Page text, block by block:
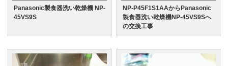
Panasonic製食器洗い乾燥機 NP-
45VS9S
NP-P45F1S1AAからPanasonic
製食器洗い乾燥機NP-45VS9Sへ
の交換工事